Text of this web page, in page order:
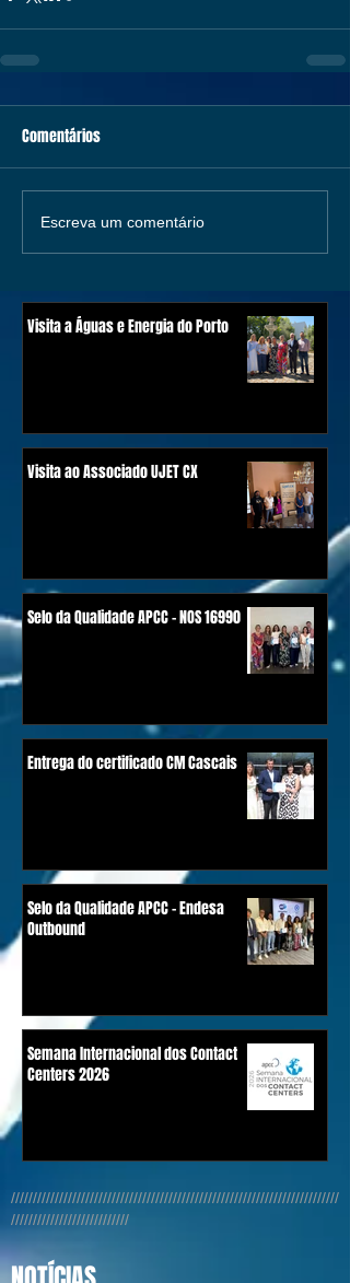
Comentários
Escreva um comentário
Visita a Águas e Energia do Porto
Visita ao Associado UJET CX
Selo da Qualidade APCC - NOS 16990
Entrega do certificado CM Cascais
Selo da Qualidade APCC - Endesa
Outbound
Semana Internacional dos Contact
Centers 2026
///////////////////////////////////////////////////////////////////////////
///////////////////////////